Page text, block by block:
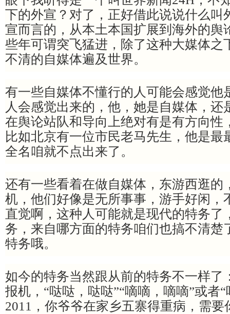
下的外宣？对了，正好借此说说什么叫
宣而言的，从本土本国扩展到海外的舆
些年可谓突飞猛进，除了这种大媒体之
不清的自媒体遍及世界。
有一些自媒体不懂行的人可能会感觉他
人会感觉出来的，他，她是自媒体，还
在舆论站队和导向上绝对有是有方向性
比如北京有一位市民老马先生，他是最
全名咱就不点出来了。
还有一些看着在做自媒体，东游西逛的
机，他们好像是无所事事，游手好闲，
直觉啊，这种人可能就是现代的特务了
务，来自哪方面的特务咱们也搞不清楚
特务哦。
如今的特务当然跟从前的特务不一样了
报机，“哒哒，哒哒”“嘀嘀，嘀嘀”或者
2011，你爷爷在家乡五寨得重病，需要